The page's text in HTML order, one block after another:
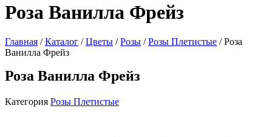
Роза Ванилла Фрейз
Главная /Каталог /Цветы /Розы /Розы Плетистые / Роза
Ванилла Фрейз
Роза Ванилла Фрейз
Категория Розы Плетистые